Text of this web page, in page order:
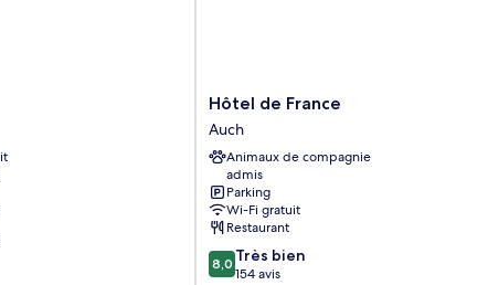
Hôtel
de
France
Auch
Hôtel de France
Auch
Animaux de compagnie
admis
Parking
Wi-Fi gratuit
Restaurant
8.0
sur
8,0 Très bien
154 avis